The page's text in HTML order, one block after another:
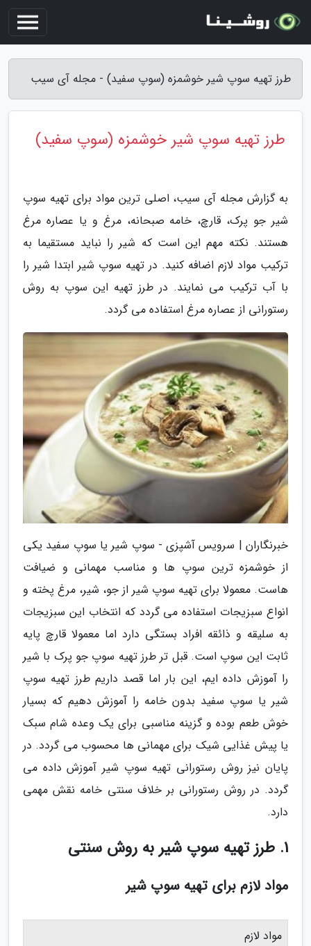
طرز تهیه سوپ شیر خوشمزه (سوپ سفید) - مجله آی سیب
طرز تهیه سوپ شیر خوشمزه (سوپ سفید)
به گزارش مجله آی سیب، اصلی ترین مواد برای تهیه سوپ
شیر جو پرک، قارچ، خامه صبحانه، مرغ و یا عصاره مرغ
هستند. نکته مهم این است که شیر را نباید مستقیما به
ترکیب مواد لازم اضافه کنید. در تهیه سوپ شیر ابتدا شیر را
با آب ترکیب می نمایند. در طرز تهیه این سوپ به روش
رستورانی از عصاره مرغ استفاده می گردد.
خبرنگاران | سرویس آشپزی - سوپ شیر یا سوپ سفید یکی
از خوشمزه ترین سوپ ها و مناسب مهمانی و ضیافت
هاست. معمولا برای تهیه سوپ شیر از جو، شیر، مرغ پخته و
انواع سبزیجات استفاده می گردد که انتخاب این سبزیجات
به سلیقه و ذائقه افراد بستگی دارد اما معمولا قارچ پایه
ثابت این سوپ است. قبل تر طرز تهیه سوپ جو پرک با شیر
را آموزش داده ایم، این بار اما قصد داریم طرز تهیه سوپ
شیر یا سوپ سفید بدون خامه را آموزش دهیم که بسیار
خوش طعم بوده و گزینه مناسبی برای یک وعده شام سبک
یا پیش غذایی شیک برای مهمانی ها محسوب می گردد. در
پایان نیز روش رستورانی تهیه سوپ شیر آموزش داده می
گردد. در روش رستورانی بر خلاف سنتی خامه نقش مهمی
دارد.
1. طرز تهیه سوپ شیر به روش سنتی
مواد لازم برای تهیه سوپ شیر
مواد لازم